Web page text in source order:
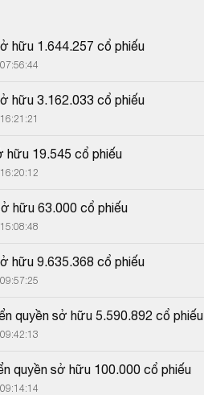
hữu 1.644.257 cổ phiếu
hữu 3.162.033 cổ phiếu
hữu 19.545 cổ phiếu
hữu 63.000 cổ phiếu
hữu 9.635.368 cổ phiếu
quyền sở hữu 5.590.892 cổ phiếu
quyền sở hữu 100.000 cổ phiếu